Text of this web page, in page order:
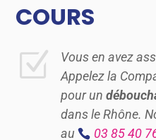
COURS
Z
Vous en avez
Appelez la
pour un
dans le Rhône.
au
03 85 40